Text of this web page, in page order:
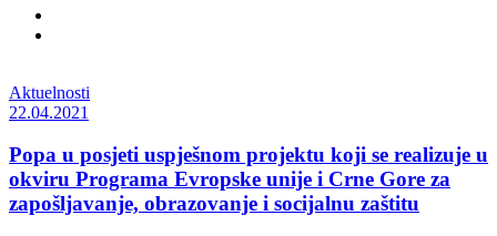
Aktuelnosti
22.04.2021
Popa u posjeti uspješnom projektu koji se realizuje u
okviru Programa Evropske unije i Crne Gore za
zapošljavanje, obrazovanje i socijalnu zaštitu